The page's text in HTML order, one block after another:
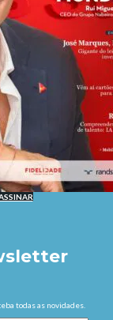
todas as novidades.